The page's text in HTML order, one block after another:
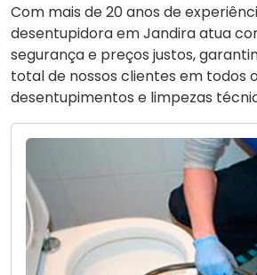
Com mais de 20 anos de
desentupidora em Jandira atua
segurança e preços justos,
total de nossos clientes em todos
desentupimentos e limpezas